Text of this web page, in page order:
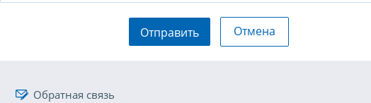
Отправить Отмена
Обратная связь